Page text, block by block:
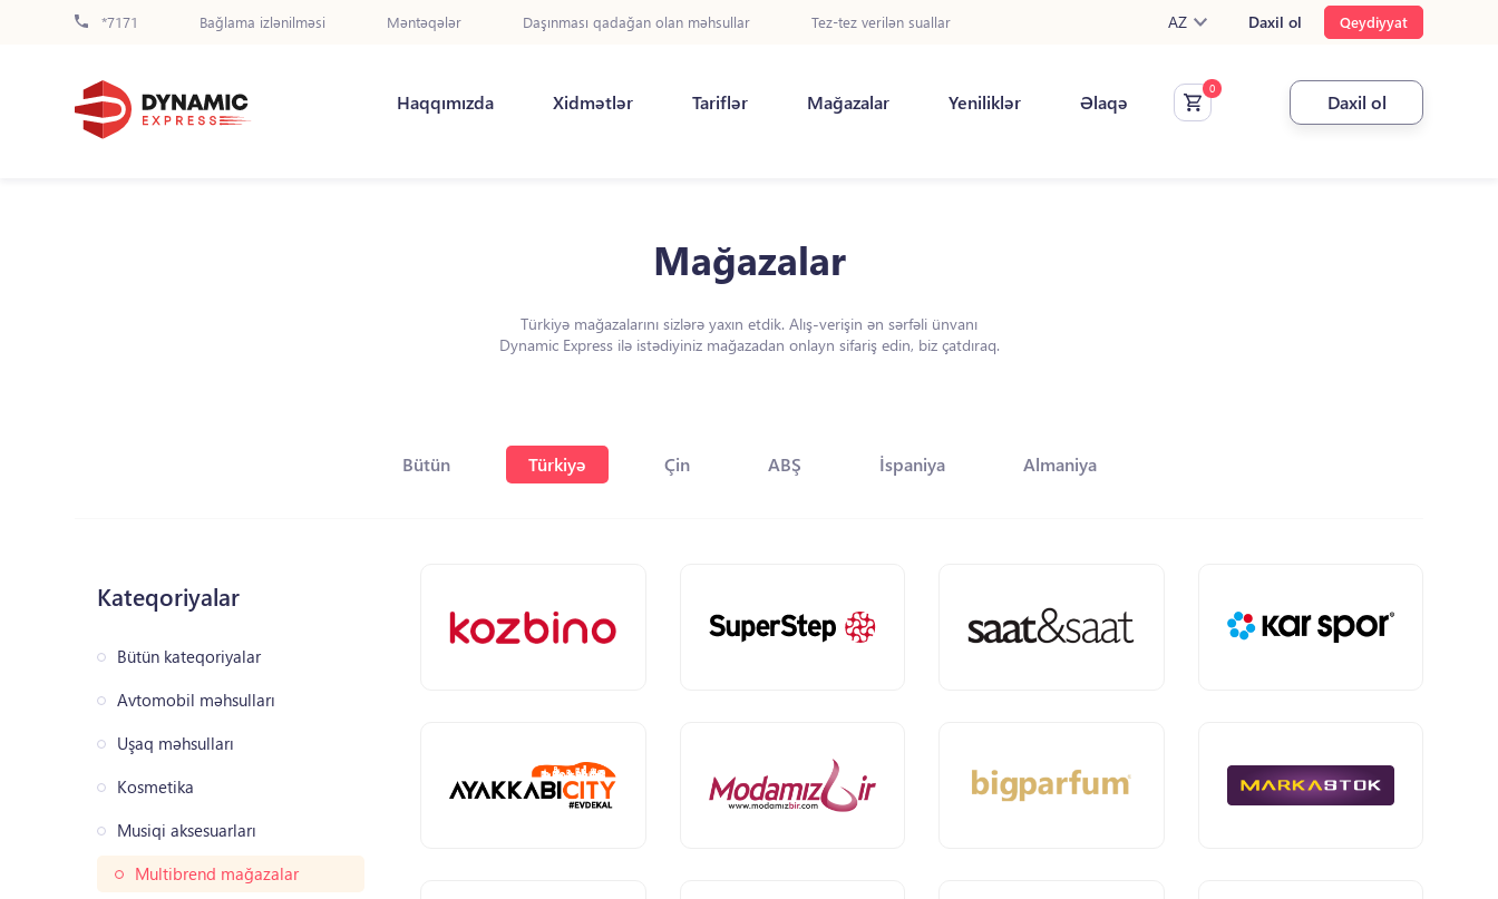
*7171 Bağlama izlənilməsi Məntəqələr Daşınması qadağan olan məhsullar Tez-tez verilən suallar AZ Daxil ol Qeydiyyat
Haqqımızda Xidmətlər Tariflər Mağazalar Yeniliklər Əlaqə Daxil ol
Mağazalar
Türkiyə mağazalarını sizlərə yaxın etdik. Alış-verişin ən sərfəli ünvanı
Dynamic Express ilə istədiyiniz mağazadan onlayn sifariş edin, biz çatdıraq.
Bütün Türkiyə Çin ABŞ İspaniya Almaniya
Kateqoriyalar
Bütün kateqoriyalar
Avtomobil məhsulları
Uşaq məhsulları
Kosmetika
Musiqi aksesuarları
Multibrend mağazalar